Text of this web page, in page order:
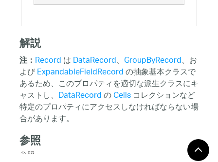
解説
注： RecordはDataRecord、 GroupByRecord、お
よびExpandableFieldRecordの抽象基本クラスで
あるため、このプロパティを適切な派生クラスにキ
ャストし、 DataRecordのCellsコレクションなど
特定のプロパティにアクセスしなければならない場
合があります。
参照
参照